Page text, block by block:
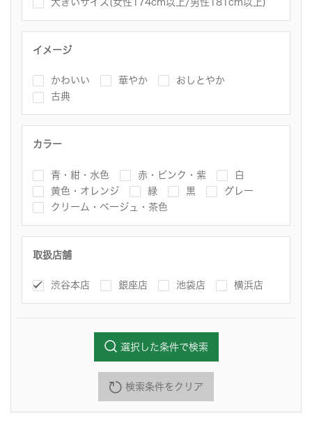
大きいサイズ(女性174cm以上/男性181cm以上)
イメージ
かわいい 華やか
おしとやか
古典
カラー
青・紺・水色 赤・ピンク・紫
白
黄色・オレンジ
緑 黒
グレー
クリーム・ベージュ・茶色
取扱店舗
渋谷本店 銀座店 池袋店 横浜店
検索条件をクリア
選択した条件で検索